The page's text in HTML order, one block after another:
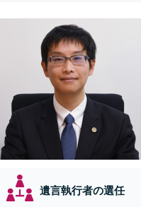
遺言執行者の選任